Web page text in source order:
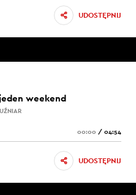
UDOSTĘPNIJ
weekend
00:00 / 04:54
UDOSTĘPNIJ